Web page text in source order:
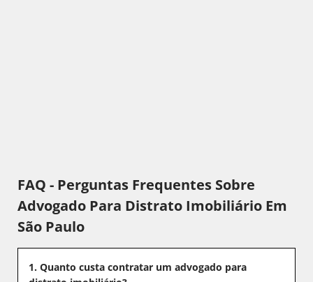
FAQ - Perguntas Frequentes Sobre
Advogado Para Distrato Imobiliário Em
São Paulo
1. Quanto custa contratar um advogado para